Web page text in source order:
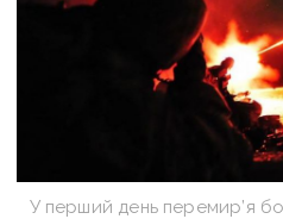
У перший день перемир’я